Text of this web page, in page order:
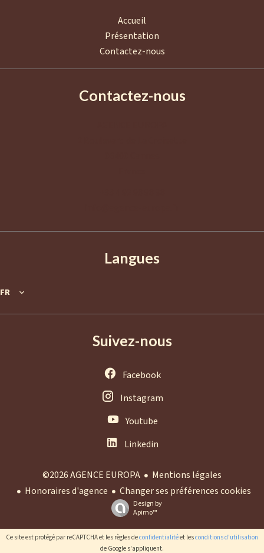
Accueil
Présentation
Contactez-nous
Contactez-nous
Langues
FR
Suivez-nous
Facebook
Instagram
Youtube
Linkedin
©2026 AGENCE EUROPA
Mentions légales
Honoraires d'agence
Changer ses préférences cookies
Design by
Apimo™
Ce site est protégé par reCAPTCHA et les règles deconfidentialitéet lesconditions d'utilisation
de Google s'appliquent.